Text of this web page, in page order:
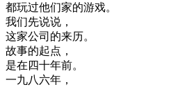
都玩过他们家的游戏。
我们先说说 ，
这家公司 的来历。
故事的起点 ，
是在 四十年前。
一九八六年 ，